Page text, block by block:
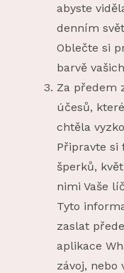
abyste
denním
Oblečte si
barvě
Za předem
účesů,
chtěla
Připravte si
šperků,
nimi Vaše
Tyto
zaslat
aplikace
závoj, nebo